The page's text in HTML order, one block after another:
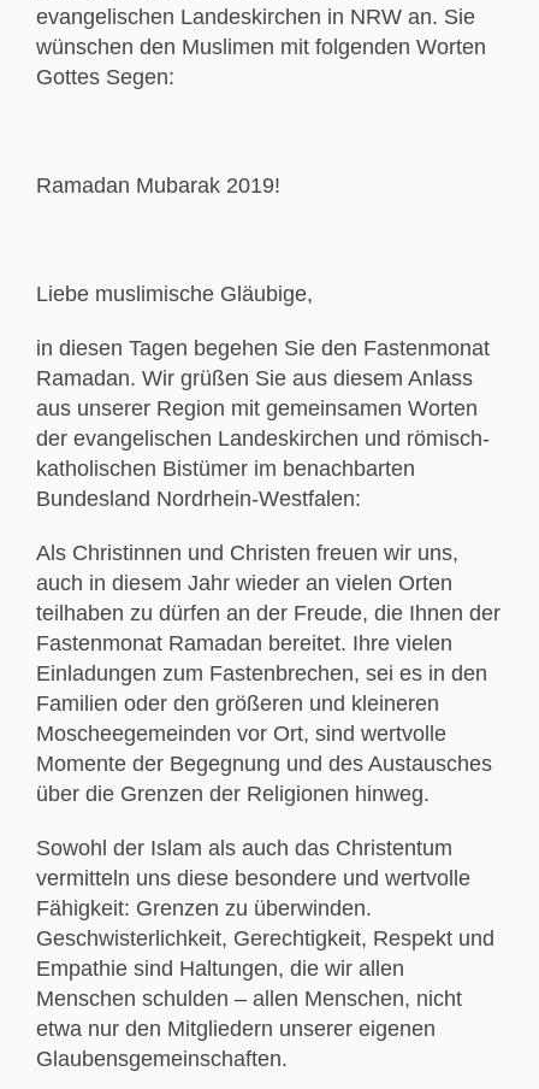
evangelischen Landeskirchen in NRW an. Sie
wünschen den Muslimen mit folgenden Worten
Gottes Segen:
Ramadan Mubarak 2019!
Liebe muslimische Gläubige,
in diesen Tagen begehen Sie den Fastenmonat
Ramadan. Wir grüßen Sie aus diesem Anlass
aus unserer Region mit gemeinsamen Worten
der evangelischen Landeskirchen und römisch-
katholischen Bistümer im benachbarten
Bundesland Nordrhein-Westfalen:
Als Christinnen und Christen freuen wir uns,
auch in diesem Jahr wieder an vielen Orten
teilhaben zu dürfen an der Freude, die Ihnen der
Fastenmonat Ramadan bereitet. Ihre vielen
Einladungen zum Fastenbrechen, sei es in den
Familien oder den größeren und kleineren
Moscheegemeinden vor Ort, sind wertvolle
Momente der Begegnung und des Austausches
über die Grenzen der Religionen hinweg.
Sowohl der Islam als auch das Christentum
vermitteln uns diese besondere und wertvolle
Fähigkeit: Grenzen zu überwinden.
Geschwisterlichkeit, Gerechtigkeit, Respekt und
Empathie sind Haltungen, die wir allen
Menschen schulden – allen Menschen, nicht
etwa nur den Mitgliedern unserer eigenen
Glaubensgemeinschaften.